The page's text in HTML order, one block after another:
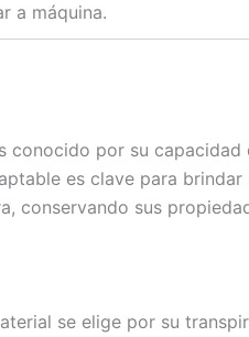
a máquina.
conocido por su capacidad
es clave para
conservando sus
se elige por su